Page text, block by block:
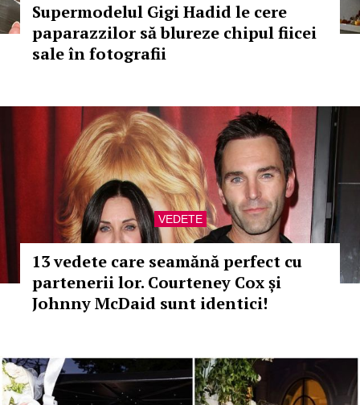
Supermodelul Gigi Hadid le cere
paparazzilor să blureze chipul fiicei
sale în fotografii
VEDETE
13 vedete care seamănă perfect cu
partenerii lor. Courteney Cox și
Johnny McDaid sunt identici!